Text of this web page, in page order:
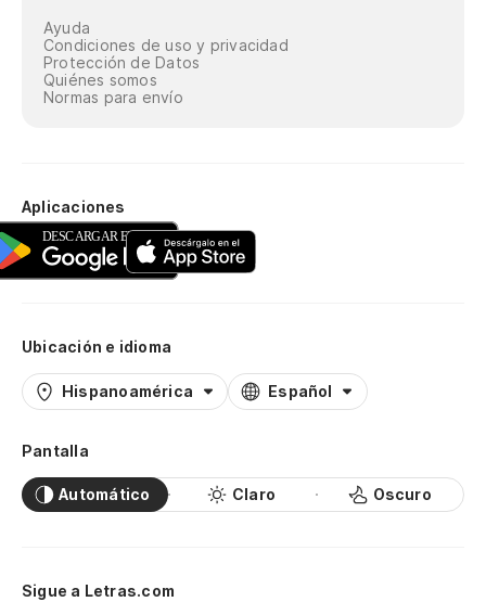
Ayuda
Condiciones de uso y privacidad
Protección de Datos
Quiénes somos
Normas para envío
Aplicaciones
Ubicación e idioma
Hispanoamérica Español
Pantalla
Automático Claro Oscuro
Sigue a Letras.com